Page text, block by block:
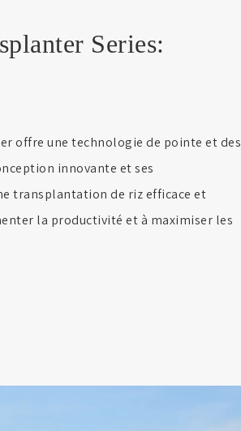
Series:
offre une technologie de pointe et des
innovante et ses
transplantation de riz efficace et
la productivité et à maximiser les